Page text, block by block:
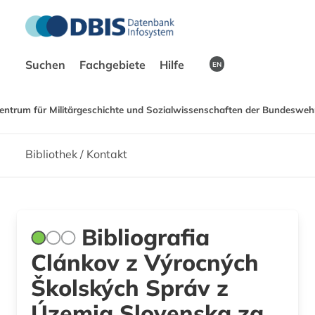
Suchen Fachgebiete Hilfe EN
für Militärgeschichte und Sozialwissenschaften der
Bibliothek / Kontakt
Bibliografia
Clánkov z Výrocných
Školských Správ z